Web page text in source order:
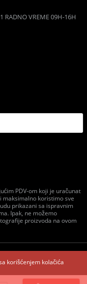
RADNO VREME 09H-16H
PDV-om koji je uračunat
maksimalno koristimo sve
prikazani sa ispravnim
Ipak, ne možemo
proizvoda na ovom
korišćenjem kolačića